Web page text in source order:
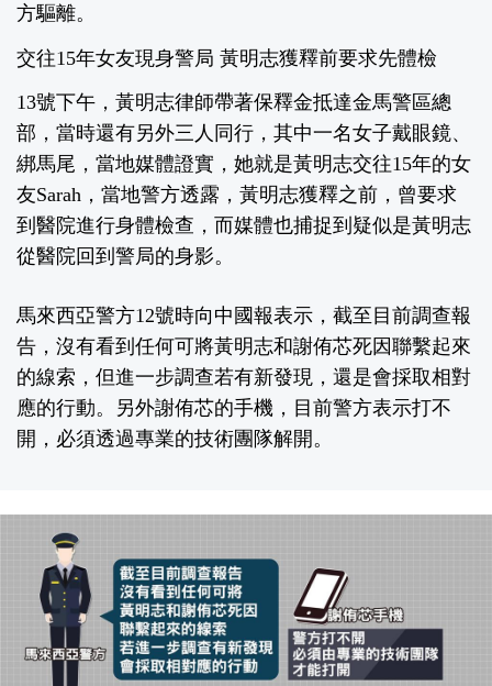
方驅離。
交往15年女友現身警局 黃明志獲釋前要求先體檢
13號下午，黃明志律師帶著保釋金抵達金馬警區總
部，當時還有另外三人同行，其中一名女子戴眼鏡、
綁馬尾，當地媒體證實，她就是黃明志交往15年的女
友Sarah，當地警方透露，黃明志獲釋之前，曾要求
到醫院進行身體檢查，而媒體也捕捉到疑似是黃明志
從醫院回到警局的身影。
馬來西亞警方12號時向中國報表示，截至目前調查報
告，沒有看到任何可將黃明志和謝侑芯死因聯繫起來
的線索，但進一步調查若有新發現，還是會採取相對
應的行動。另外謝侑芯的手機，目前警方表示打不
開，必須透過專業的技術團隊解開。